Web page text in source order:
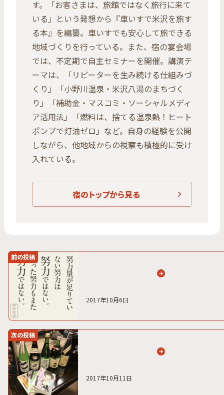
す。「お客さまは、旅館ではなく旅行に来て
いる」という発想から『車いすで米沢を旅す
る本』を編纂。車いすでも安心して旅できる
地域づくりを行っている。また、宿の宴会場
では、不定期で自主セミナーを開催。講演テ
ーマは、「リピーターを生み続ける仕組みづ
くり」「小野川温泉・米沢八湯のまちづく
り」「補助金・マスコミ・ソーシャルメディ
ア活用法」「燃料は、捨てる温泉熱！ヒート
ポンプで灯油ゼロ」など。自身の経験を公開
しながら、他地域からの視察も積極的に受け
入れている。
宿のトップから見る
前の投稿
2017年10月6日
次の投稿
2017年10月11日